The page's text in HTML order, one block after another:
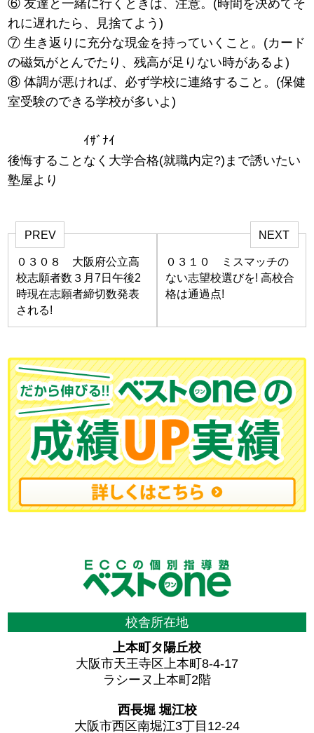
⑥ 友達と一緒に行くときは、注意。(時間を決めてそ
れに遅れたら、見捨てよう)
⑦ 生き返りに充分な現金を持っていくこと。(カード
の磁気がとんでたり、残高が足りない時があるよ)
⑧ 体調が悪ければ、必ず学校に連絡すること。(保健
室受験のできる学校が多いよ)
ｲｻﾞﾅｲ
後悔することなく大学合格(就職内定?)まで誘いたい
塾屋より
PREV
０３０８ 大阪府公立高
校志願者数３月7日午後2
時現在志願者締切数発表
される!
NEXT
０３１０ ミスマッチの
ない志望校選びを! 高校合
格は通過点!
校舎所在地
上本町タ陽丘校
大阪市天王寺区上本町8-4-17
ラシーヌ上本町2階
西長堀 堀江校
大阪市西区南堀江3丁目12-24